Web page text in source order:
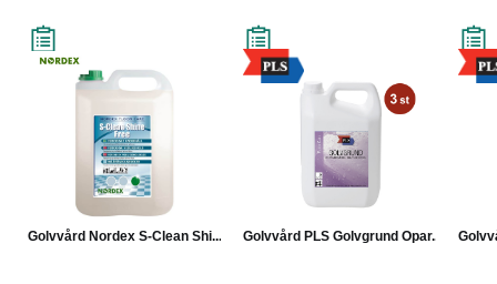
Golvvård Nordex S-Clean Shi... Golvvård PLS Golvgrund Opar...